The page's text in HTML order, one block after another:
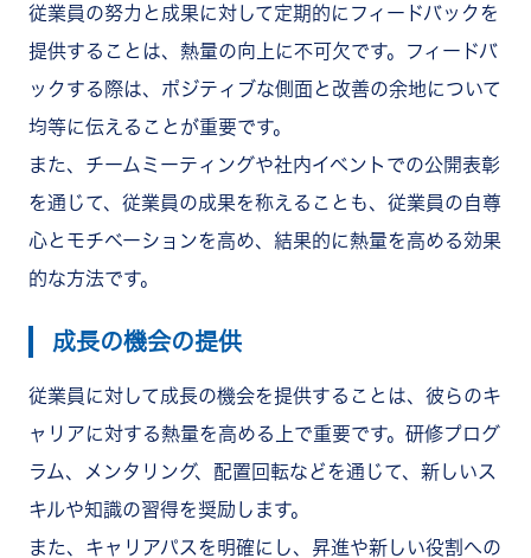
従業員の努力と成果に対して定期的にフィードバックを
提供することは、熱量の向上に不可欠です。フィードバ
ックする際は、ポジティブな側面と改善の余地について
均等に伝えることが重要です。
また、チームミーティングや社内イベントでの公開表彰
を通じて、従業員の成果を称えることも、従業員の自尊
心とモチベーションを高め、結果的に熱量を高める効果
的な方法です。
成長の機会の提供
従業員に対して成長の機会を提供することは、彼らのキ
ャリアに対する熱量を高める上で重要です。研修プログ
ラム、メンタリング、配置回転などを通じて、新しいス
キルや知識の習得を奨励します。
また、キャリアパスを明確にし、昇進や新しい役割への